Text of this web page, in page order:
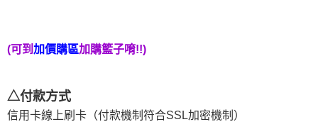
(可到 加價購區加購籃子唷!!)
△付款方式
信用卡線上刷卡（付款機制符合SSL加密機制）